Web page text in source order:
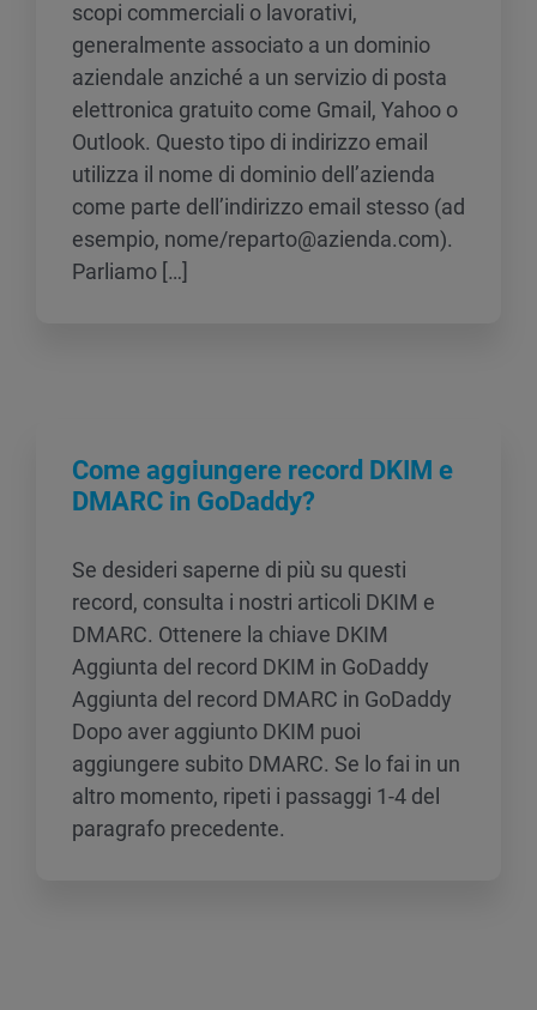
scopi commerciali o lavorativi,
generalmente associato a un dominio
aziendale anziché a un servizio di posta
elettronica gratuito come Gmail, Yahoo o
Outlook. Questo tipo di indirizzo email
utilizza il nome di dominio dell’azienda
come parte dell’indirizzo email stesso (ad
esempio, nome/reparto@azienda.com).
Parliamo […]
Come aggiungere record DKIM e
DMARC in GoDaddy?
Se desideri saperne di più su questi
record, consulta i nostri articoli DKIM e
DMARC. Ottenere la chiave DKIM
Aggiunta del record DKIM in GoDaddy
Aggiunta del record DMARC in GoDaddy
Dopo aver aggiunto DKIM puoi
aggiungere subito DMARC. Se lo fai in un
altro momento, ripeti i passaggi 1-4 del
paragrafo precedente.